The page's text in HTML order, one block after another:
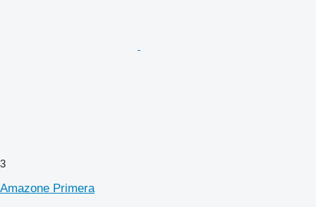
3
Amazone Primera